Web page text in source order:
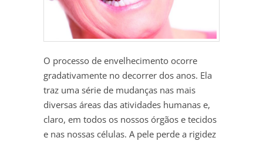
O processo de envelhecimento ocorre
gradativamente no decorrer dos anos. Ela
traz uma série de mudanças nas mais
diversas áreas das atividades humanas e,
claro, em todos os nossos órgãos e tecidos
e nas nossas células. A pele perde a rigidez